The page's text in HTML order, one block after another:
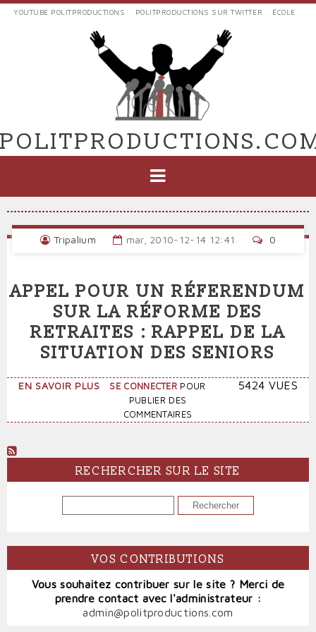
Aller
EXTERNES
POLIT'PRODUCTIONS
YOUTUBE POLITPRODUCTIONS POLITPRODUCTIONS SUR TWITTER ÉCOLE
PRINCIPALE
Tripalium mar, 2010-12-14 12:41 0
APPEL POUR UN RÉFERENDUM
SUR LA RÉFORME DES
RETRAITES : RAPPEL DE LA
SITUATION DES SENIORS
EN SAVOIR PLUS SUR
APPEL
POUR
SUR
LA
RÉFORME
DES
RETRAITES
DE
LA
SITUATION
DES
SENIORS
SE CONNECTER POUR
PUBLIER DES
COMMENTAIRES
5424 VUES
RECHERCHER SUR LE SITE
RECHERCHER
VOS CONTRIBUTIONS
Vous souhaitez contribuer sur le site ? Merci de
prendre contact avec l'administrateur :
admin@politproductions.com